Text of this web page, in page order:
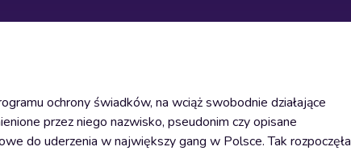
ochrony świadków, na wciąż swobodnie działające
przez niego nazwisko, pseudonim czy opisane
do uderzenia w największy gang w Polsce. Tak rozpoczęła